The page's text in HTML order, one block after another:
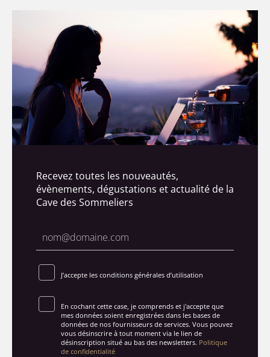
Recevez toutes les nouveautés,
évènements, dégustations et actualité de la
Cave des Sommeliers
J’accepte les conditions générales d’utilisation
En cochant cette case, je comprends et j'accepte que
mes données soient enregistrées dans les bases de
données de nos fournisseurs de services. Vous pouvez
vous désinscrire à tout moment via le lien de
désinscription situé au bas des newsletters. Politique
de confidentialité